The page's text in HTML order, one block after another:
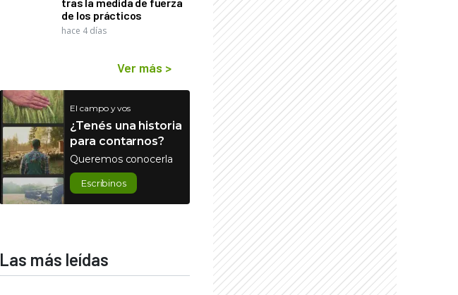
de los prácticos
hace 4 días
Ver más >
El campo y vos
¿Tenés una historia
para contarnos?
Queremos conocerla
Escribinos
Las más leídas